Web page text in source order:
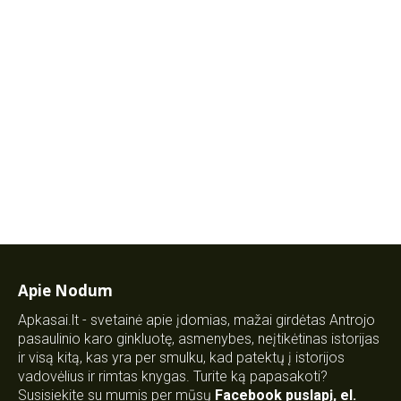
Apie Nodum
Apkasai.lt - svetainė apie įdomias, mažai girdėtas Antrojo
pasaulinio karo ginkluotę, asmenybes, neįtikėtinas istorijas
ir visą kitą, kas yra per smulku, kad patektų į istorijos
vadovėlius ir rimtas knygas. Turite ką papasakoti?
Susisiekite su mumis per mūsų Facebook puslapį, el.